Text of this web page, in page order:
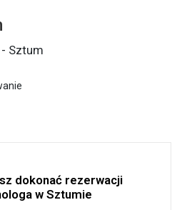
dokonać rezerwacji
w Sztumie
Sztum